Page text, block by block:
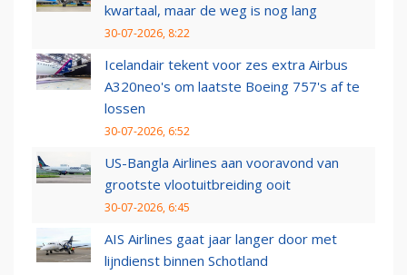
kwartaal, maar de weg is nog lang
30-07-2026, 8:22
Icelandair tekent voor zes extra Airbus
A320neo's om laatste Boeing 757's af te
lossen
30-07-2026, 6:52
US-Bangla Airlines aan vooravond van
grootste vlootuitbreiding ooit
30-07-2026, 6:45
AIS Airlines gaat jaar langer door met
lijndienst binnen Schotland